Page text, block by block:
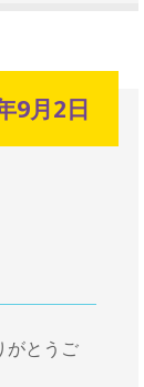
9月2日
がとうご